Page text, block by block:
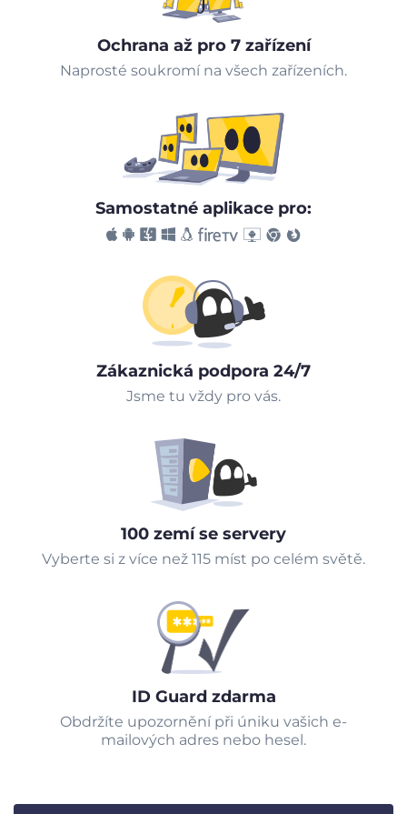
Ochrana až pro 7 zařízení
Naprosté soukromí na všech zařízeních.
Samostatné aplikace pro:
Zákaznická podpora 24/7
Jsme tu vždy pro vás.
100 zemí se servery
Vyberte si z více než 115 míst po celém světě.
ID Guard zdarma
Obdržíte upozornění při úniku vašich e-
mailových adres nebo hesel.